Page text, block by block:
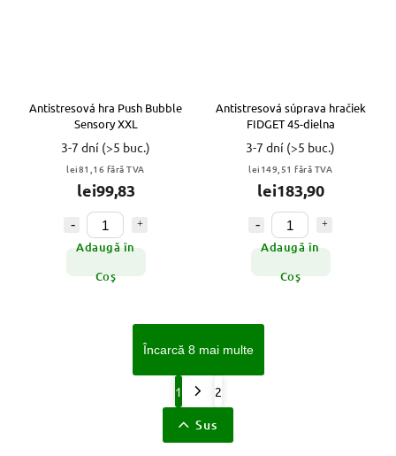
Antistresová hra Push Bubble
Sensory XXL
3-7 dní (>5 buc.)
lei81,16 fără TVA
lei99,83
Adaugă în
Coş
Antistresová súprava hračiek
FIDGET 45-dielna
3-7 dní (>5 buc.)
lei149,51 fără TVA
lei183,90
Adaugă în
Coş
Încarcă 8 mai multe
1 2
Sus